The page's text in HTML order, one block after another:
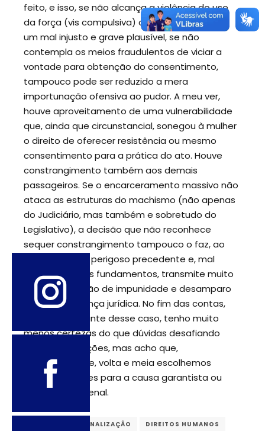
feito, e isso, se não alcança a violência do uso
da força (vis compulsiva) ou da promessa de
um mal injusto e grave plausível, se não
contempla os meios fraudulentos de viciar a
vontade para obtenção do consentimento,
tampouco pode ser reduzido a mera
importunação ofensiva ao pudor. A meu ver,
houve aproveitamento de uma vulnerabilidade
que, ainda que circunstancial, sonegou à mulher
o direito de oferecer resistência ou mesmo
consentimento para a prática do ato. Houve
constrangimento também aos demais
passageiros. Se o encarceramento massivo não
ataca as estruturas do machismo (não apenas
do Judiciário, mas também e sobretudo do
Legislativo), a decisão que não reconhece
sequer constrangimento tampouco o faz, ao
contrário, abre perigoso precedente e, mal
explicados seus fundamentos, transmite muito
mais a sensação de impunidade e desamparo
que de segurança jurídica. No fim das contas,
angustiada diante desse caso, tenho muito
menos certezas do que dúvidas desafiando
minhas convicções, mas acho que,
invariavelmente, volta e meia escolhemos
péssimos ícones para a causa garantista ou
abolicionista penal.
CRIMINALIZAÇÃO DIREITOS HUMANOS